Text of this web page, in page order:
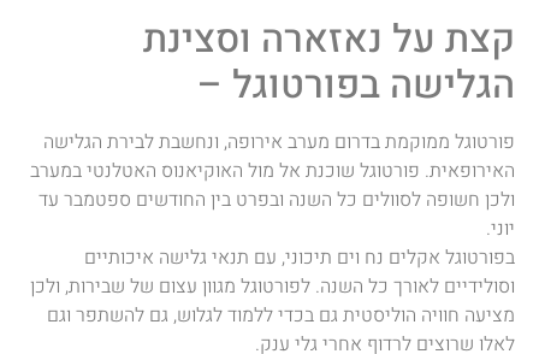
קצת על נאזארה וסצינת
הגלישה בפורטוגל –
פורטוגל ממוקמת בדרום מערב אירופה, ונחשבת לבירת הגלישה
האירופאית. פורטוגל שוכנת אל מול האוקיאנוס האטלנטי במערב
ולכן חשופה לסוולים כל השנה ובפרט בין החודשים ספטמבר עד
יוני.
בפורטוגל אקלים נח וים תיכוני, עם תנאי גלישה איכותיים
וסולידיים לאורך כל השנה. לפורטוגל מגוון עצום של שבירות, ולכן
מציעה חוויה הוליסטית גם בכדי ללמוד לגלוש, גם להשתפר וגם
לאלו שרוצים לרדוף אחרי גלי ענק.